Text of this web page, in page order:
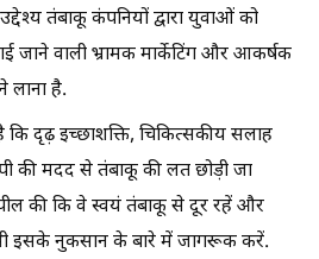
तंबाकू कंपनियों द्वारा युवाओं को
जाने वाली भ्रामक मार्केटिंग और आकर्षक
लाना है.
कि दृढ़ इच्छाशक्ति, चिकित्सकीय सलाह
की मदद से तंबाकू की लत छोड़ी जा
की कि वे स्वयं तंबाकू से दूर रहें और
इसके नुकसान के बारे में जागरूक करें.